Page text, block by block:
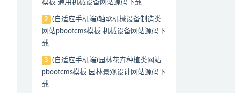
模板 通用机械设备网站源码下载
2
(自适应手机端)轴承机械设备制造类
网站pbootcms模板 机械设备网站源码下
载
3
(自适应手机端)园林花卉种植类网站
pbootcms模板 园林景观设计网站源码下
载